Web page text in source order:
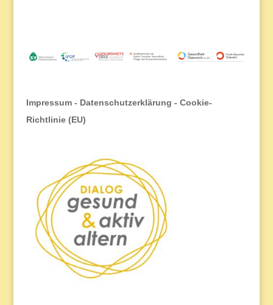
Impressum- Datenschutzerklärung - Cookie-
Richtlinie (EU)